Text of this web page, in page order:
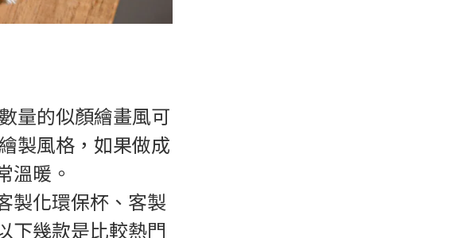
量的似顏繪畫風可
製風格，如果做成
溫暖。
製化環保杯、客製
下幾款是比較熱門